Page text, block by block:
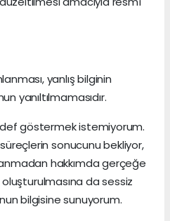
yanlış bilginin
yanıltılmamasıdır.
göstermek istemiyorum.
sonucunu bekliyor,
hakkımda gerçeğe
oluşturulmasına da sessiz
bilgisine sunuyorum.